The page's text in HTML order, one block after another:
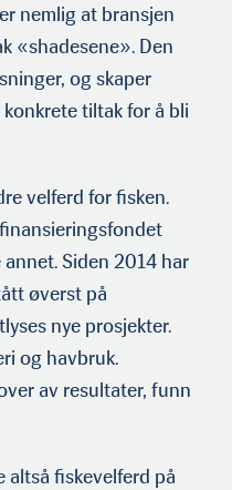
nemlig at bransjen
«shadesene». Den
og skaper
tiltak for å bli
velferd for fisken.
Siden 2014 har
øverst på
nye prosjekter.
og havbruk.
av resultater, funn
fiskevelferd på